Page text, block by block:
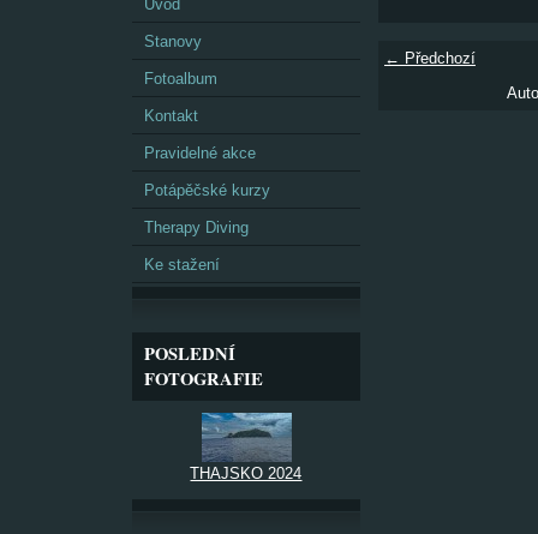
Úvod
Stanovy
Fotoalbum
Kontakt
Pravidelné akce
Potápěčské kurzy
Therapy Diving
Ke stažení
POSLEDNÍ
FOTOGRAFIE
THAJSKO 2024
← Předchozí